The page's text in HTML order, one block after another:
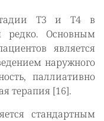
T3 и T4 в
редко. Основным
является
наружного
паллиативно
терапия [16].
стандартным